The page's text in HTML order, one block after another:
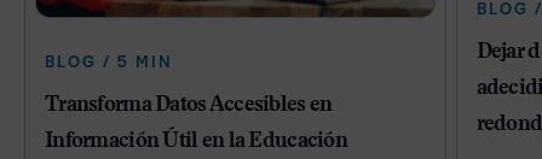
BLOG / 5 MIN
Transforma Datos Accesibles en
Información Útil en la Educación
BLOG
Dejar